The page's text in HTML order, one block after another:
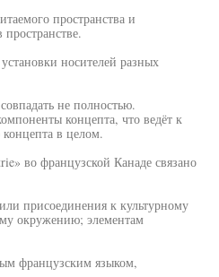
пространства и
носителей разных
не полностью.
концепта, что ведёт к
в целом.
во французской Канаде связано
присоединения к культурному
окружению; элементам
французским языком,